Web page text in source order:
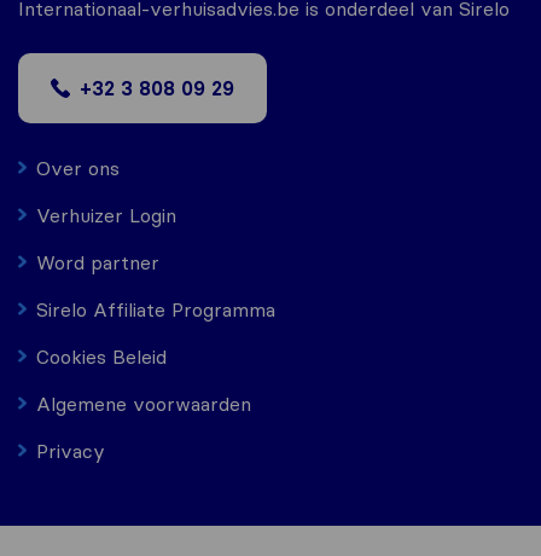
Internationaal-verhuisadvies.be is onderdeel van Sirelo
+32 3 808 09 29
Over ons
Verhuizer Login
Word partner
Sirelo Affiliate Programma
Cookies Beleid
Algemene voorwaarden
Privacy